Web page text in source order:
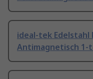
ideal-tek Edelstahl
Antimagnetisch 1-